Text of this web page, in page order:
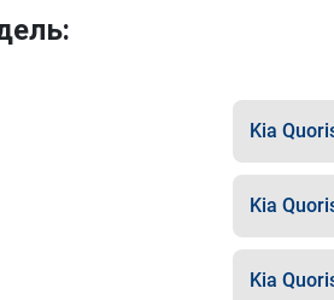
Kia
Kia
Kia